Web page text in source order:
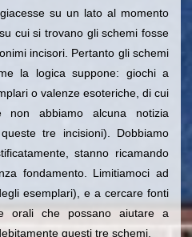
su un lato al momento
cui si trovano gli schemi fosse
incisori. Pertanto gli schemi
la logica suppone: giochi a
o valenze esoteriche, di cui
non abbiamo alcuna notizia
tre incisioni). Dobbiamo
stanno ricamando
fondamento. Limitiamoci ad
esemplari), e a cercare fonti
orali che possano aiutare a
questi tre schemi.